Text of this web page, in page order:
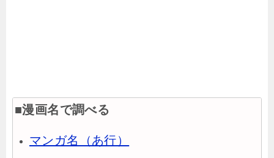
■漫画名で調べる
マンガ名（あ行）